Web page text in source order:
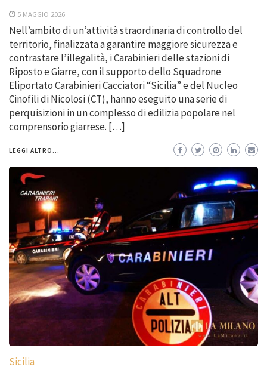
5 MAGGIO 2026
Nell’ambito di un’attività straordinaria di controllo del
territorio, finalizzata a garantire maggiore sicurezza e
contrastare l’illegalità, i Carabinieri delle stazioni di
Riposto e Giarre, con il supporto dello Squadrone
Eliportato Carabinieri Cacciatori “Sicilia” e del Nucleo
Cinofili di Nicolosi (CT), hanno eseguito una serie di
perquisizioni in un complesso di edilizia popolare nel
comprensorio giarrese. […]
LEGGI ALTRO...
Sicilia